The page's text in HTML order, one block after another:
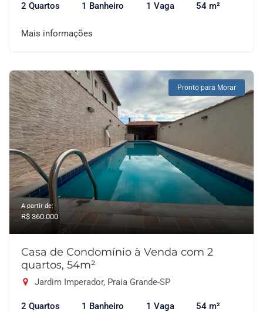
2 Quartos 1 Banheiro 1 Vaga 54 m²
Mais informações
Pronto para Morar
A partir de:
R$ 360.000
Casa de Condomínio à Venda com 2
quartos, 54m²
Jardim Imperador, Praia Grande-SP
2 Quartos 1 Banheiro 1 Vaga 54 m²